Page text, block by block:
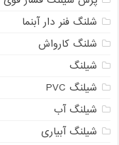
شلنگ فنر دار آبنما
شلنگ کارواش
شیلنگ
شیلنگ PVC
شیلنگ آب
شیلنگ آبیاری